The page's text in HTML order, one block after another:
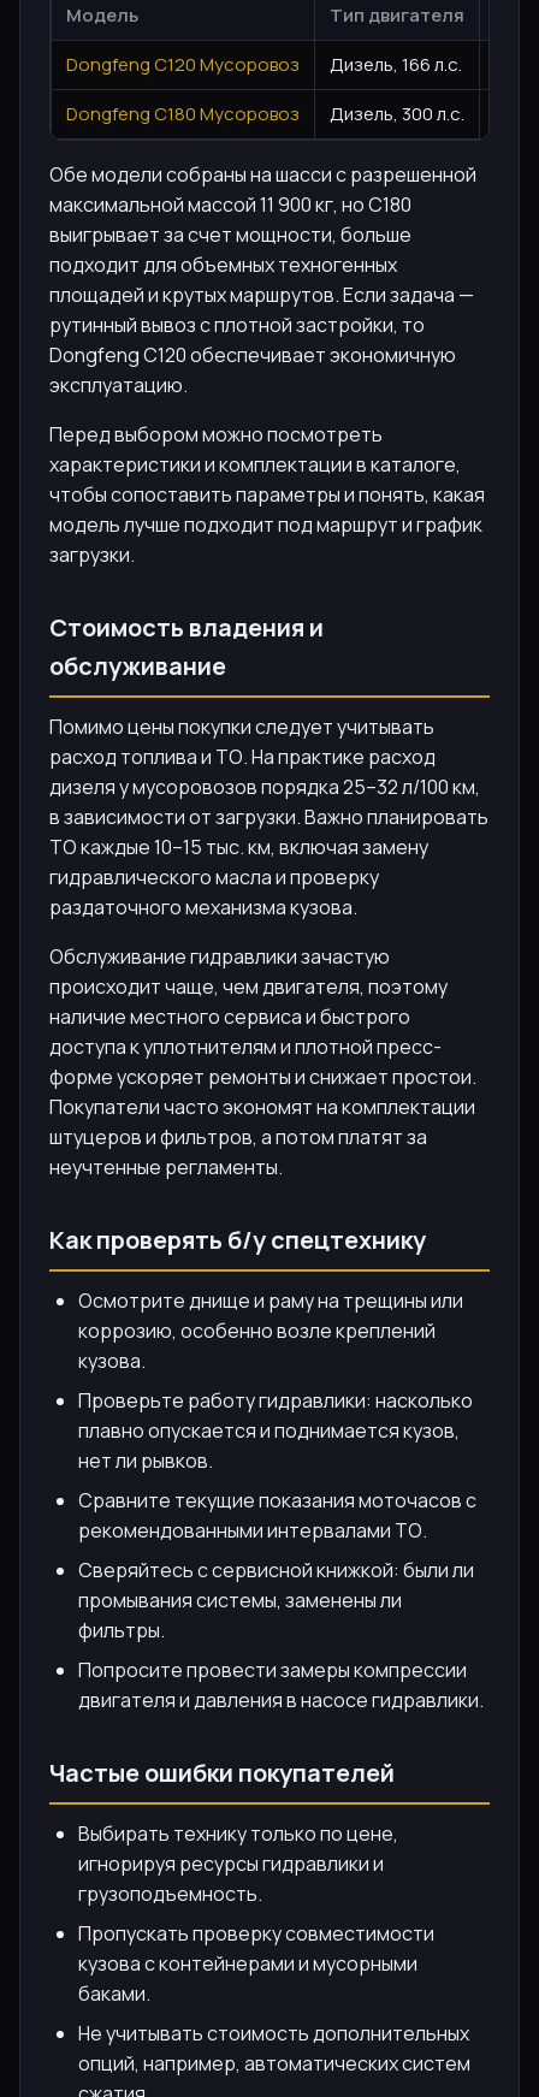
Модель Тип двигателя
Dongfeng C120 Мусоровоз
Дизель, 166 л.с.
Dongfeng C180 Мусоровоз
Дизель, 300 л.с.
Обе модели собраны на шасси с разрешенной
максимальной массой 11 900 кг, но C180
выигрывает за счет мощности, больше
подходит для объемных техногенных
площадей и крутых маршрутов. Если задача —
рутинный вывоз с плотной застройки, то
Dongfeng C120 обеспечивает экономичную
эксплуатацию.
Перед выбором можно посмотреть
характеристики и комплектации в каталоге,
чтобы сопоставить параметры и понять, какая
модель лучше подходит под маршрут и график
загрузки.
Стоимость владения и
обслуживание
Помимо цены покупки следует учитывать
расход топлива и ТО. На практике расход
дизеля у мусоровозов порядка 25–32 л/100 км,
в зависимости от загрузки. Важно планировать
ТО каждые 10–15 тыс. км, включая замену
гидравлического масла и проверку
раздаточного механизма кузова.
Обслуживание гидравлики зачастую
происходит чаще, чем двигателя, поэтому
наличие местного сервиса и быстрого
доступа к уплотнителям и плотной пресс-
форме ускоряет ремонты и снижает простои.
Покупатели часто экономят на комплектации
штуцеров и фильтров, а потом платят за
неучтенные регламенты.
Как проверять б/у спецтехнику
Осмотрите днище и раму на трещины или
коррозию, особенно возле креплений
кузова.
Проверьте работу гидравлики: насколько
плавно опускается и поднимается кузов,
нет ли рывков.
Сравните текущие показания моточасов с
рекомендованными интервалами ТО.
Сверяйтесь с сервисной книжкой: были ли
промывания системы, заменены ли
фильтры.
Попросите провести замеры компрессии
двигателя и давления в насосе гидравлики.
Частые ошибки покупателей
Выбирать технику только по цене,
игнорируя ресурсы гидравлики и
грузоподъемность.
Пропускать проверку совместимости
кузова с контейнерами и мусорными
баками.
Не учитывать стоимость дополнительных
опций, например, автоматических систем